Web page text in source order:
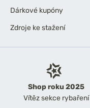
Shop roku 2025
Vítěz sekce rybaření
Dárkové kupóny
Zdroje ke stažení